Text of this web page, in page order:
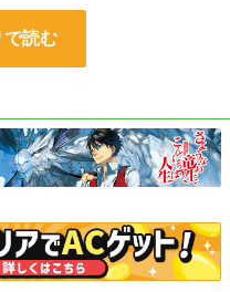
しました。書籍化該当箇所はダイ
さっているアルファポリスさんと
ろしくお願い申し上げます。
投稿させていただいております。
がとうございました！
で読む